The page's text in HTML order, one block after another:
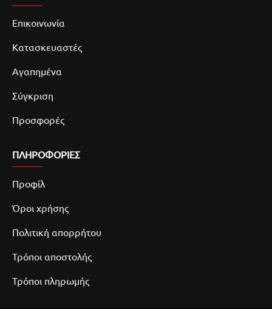
Επικοινωνία
Κατασκευαστές
Αγαπημένα
Σύγκριση
Προσφορές
ΠΛΗΡΟΦΟΡΙΕΣ
Προφίλ
Όροι χρήσης
Πολιτική απορρήτου
Τρόποι αποστολής
Τρόποι πληρωμής